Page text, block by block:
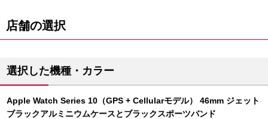
店舗の選択
選択した機種・カラー
Apple Watch Series 10（GPS + Cellularモデル） 46mm ジェット
ブラックアルミニウムケースとブラックスポーツバンド